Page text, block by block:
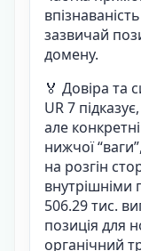
зазвичай
домену.
🏅 Довіра та
UR 7
але
нижчої
на розгін
внутрішніми
506.29 тис.
позиція для
органічний